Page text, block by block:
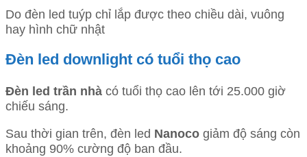
Do đèn led tuýp chỉ lắp được theo chiều dài, vuông
hay hình chữ nhật
Đèn led downlight có tuổi thọ cao
Đèn led trần nhà có tuổi thọ cao lên tới 25.000 giờ
chiếu sáng.
Sau thời gian trên, đèn led Nanoco giảm độ sáng còn
khoảng 90% cường độ ban đầu.